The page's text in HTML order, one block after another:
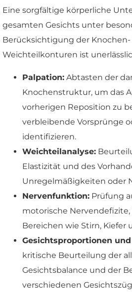
Eine sorgfältige körperliche
gesamten Gesichts unter
Berücksichtigung der
Weichteilkonturen ist
Palpation: Abtasten der
Knochenstruktur, um das
vorherigen Reposition zu
verbleibende Vorsprünge
identifizieren.
Weichteilanalyse:
Elastizität und des
Unregelmäßigkeiten oder
Nervenfunktion: Prüfung
motorische
Bereichen wie Stirn, Kiefer
Gesichtsproportionen
kritische Beurteilung der
Gesichtsbalance und der
verschiedenen